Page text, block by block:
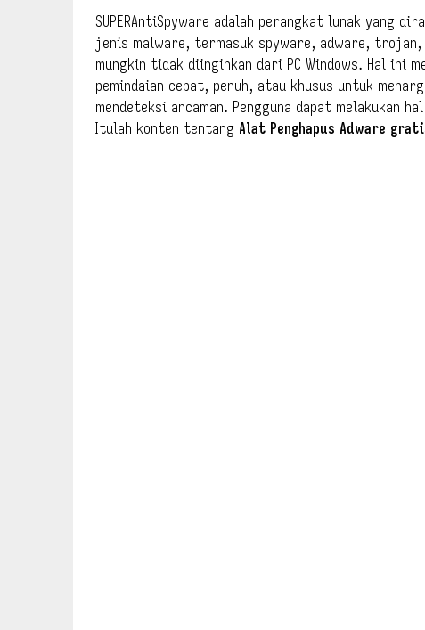
SUPERAntiSpyware adalah perangkat lunak yang
jenis malware, termasuk spyware, adware,
mungkin tidak diinginkan dari PC Windows. Hal ini
pemindaian cepat, penuh, atau khusus untuk
mendeteksi ancaman. Pengguna dapat melakukan
Itulah konten tentang Alat Penghapus Adware